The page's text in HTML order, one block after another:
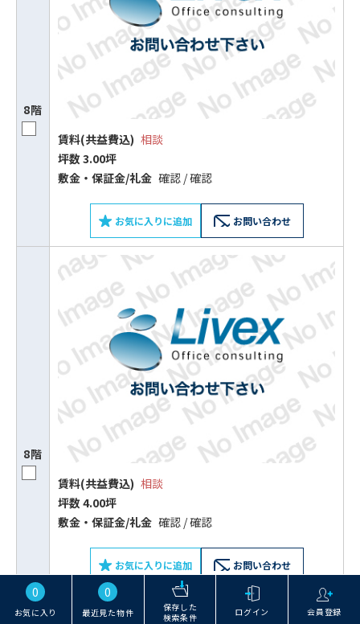
0
お気に入り
0
最近見た物件
保存した
検索条件
ログイン 会員登録
8階
賃料(共益費込) 相談
坪数 3.00坪
敷⾦‧保証⾦/礼⾦ 確認 / 確認
お気に入りに追加 お問い合わせ
8階
賃料(共益費込) 相談
坪数 4.00坪
敷⾦‧保証⾦/礼⾦ 確認 / 確認
お気に入りに追加 お問い合わせ